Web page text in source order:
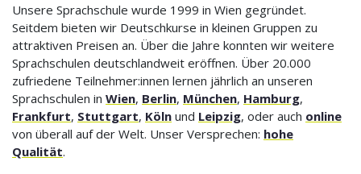
Unsere Sprachschule wurde 1999 in Wien gegründet.
Seitdem bieten wir Deutschkurse in kleinen Gruppen zu
attraktiven Preisen an. Über die Jahre konnten wir weitere
Sprachschulen deutschlandweit eröffnen. Über 20.000
zufriedene Teilnehmer:innen lernen jährlich an unseren
Sprachschulen in Wien, Berlin, München, Hamburg,
Frankfurt, Stuttgart, Köln und Leipzig, oder auch online
von überall auf der Welt. Unser Versprechen: hohe
Qualität.